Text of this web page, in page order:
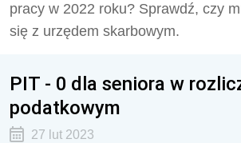
pracy w 2022 roku? Sprawdź, czy
się z urzędem skarbowym.
PIT - 0 dla seniora w
podatkowym
27 lut 2023